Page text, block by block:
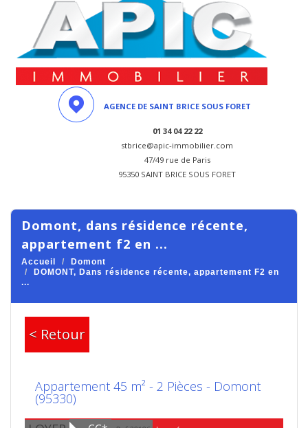
AGENCE DE SAINT BRICE SOUS FORET
01 34 04 22 22
stbrice@apic-immobilier.com
47/49 rue de Paris
95350 SAINT BRICE SOUS FORET
domont, dans résidence récente,
appartement f2 en ...
Accueil
Domont
DOMONT, Dans résidence récente, appartement F2 en
...
< Retour
Appartement 45 m² - 2 Pièces - Domont
(95330)